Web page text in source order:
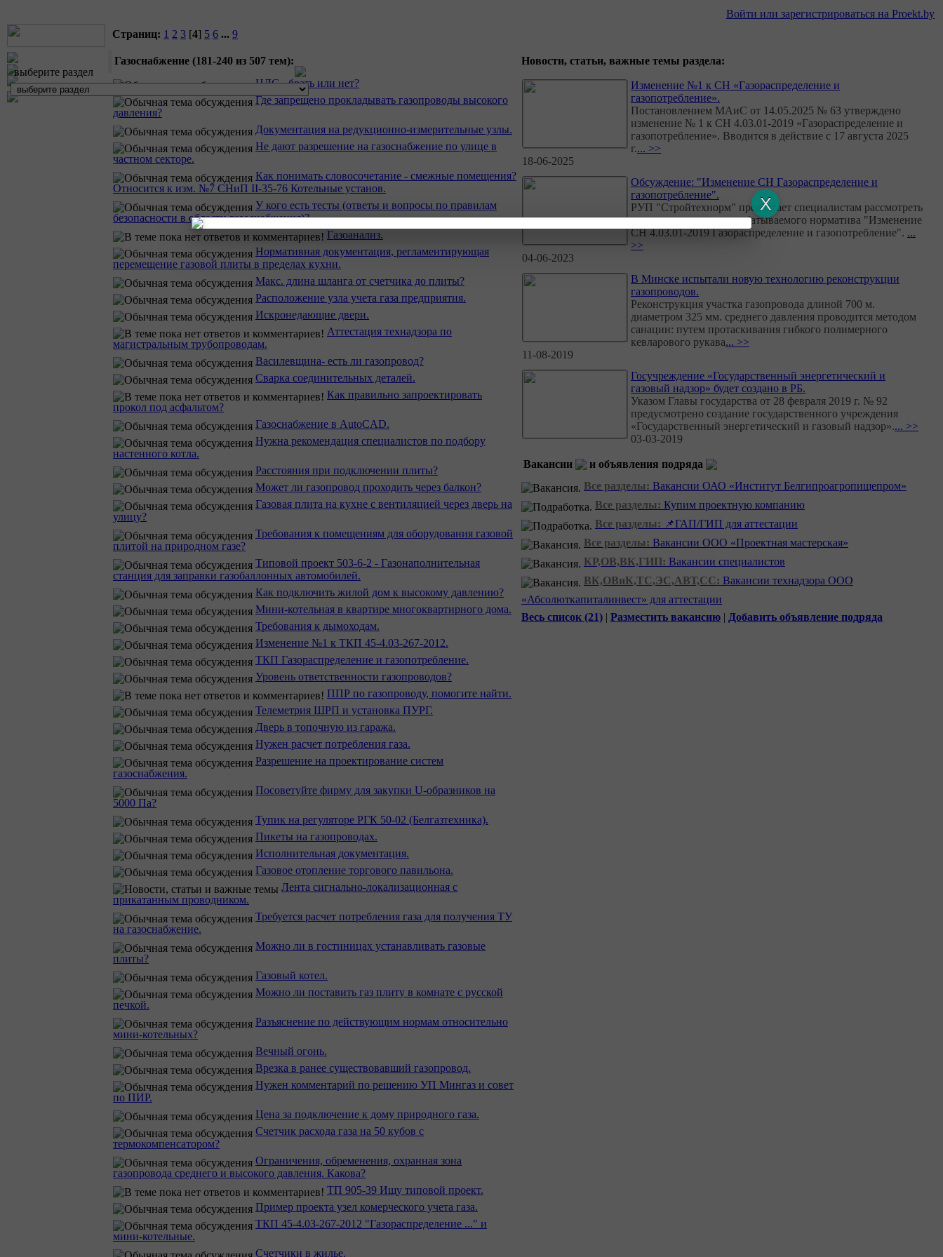
Войти или зарегистрироваться на Proekt.by
выберите раздел
Страниц: 1 2 3 [4] 5 6 ... 9
Газоснабжение (181-240 из 507 тем): Новости, статьи, важные темы раздела:
Изменение №1 к СН «Газораспределение и
газопотребление».
Постановлением МАиС от 14.05.2025 № 63 утверждено
изменение № 1 к СН 4.03.01-2019 «Газораспределение и
газопотребление». Вводится в действие с 17 августа 2025
г.... >>
18-06-2025
Обсуждение: "Изменение СН Газораспределение и
газопотребление".
РУП "Стройтехнорм" предлагает специалистам рассмотреть
первую редакцию разрабатываемого норматива "Изменение
СН 4.03.01-2019 Газораспределение и газопотребление". ...
>>
04-06-2023
В Минске испытали новую технологию реконструкции
газопроводов.
Реконструкция участка газопровода длиной 700 м.
диаметром 325 мм. среднего давления проводится методом
санации: путем протаскивания гибкого полимерного
кевларового рукава... >>
11-08-2019
Госучреждение «Государственный энергетический и
газовый надзор» будет создано в РБ.
Указом Главы государства от 28 февраля 2019 г. № 92
предусмотрено создание государственного учреждения
«Государственный энергетический и газовый надзор».... >>
03-03-2019
Вакансии
и объявления подряда
Все разделы: Вакансии ОАО «Институт Белгипроагропищепром»
Все разделы: Купим проектную компанию
Все разделы: 📌ГАП/ГИП для аттестации
Все разделы: Вакансии ООО «Проектная мастерская»
КР,ОВ,ВК,ГИП: Вакансии специалистов
ВК,ОВиК,ТС,ЭС,АВТ,СС: Вакансии технадзора ООО
«Абсолюткапиталинвест» для аттестации
Весь список (21) | Разместить вакансию | Добавить объявление подряда
НДС - брать или нет?
Где запрещено прокладывать газопроводы высокого
давления?
Документация на редукционно-измерительные узлы.
Не дают разрешение на газоснабжение по улице в
частном секторе.
Как понимать словосочетание - смежные помещения?
Относится к изм. №7 СНиП II-35-76 Котельные установ.
У кого есть тесты (ответы и вопросы по правилам
безопасности в области газоснабжения)?
Газоанализ.
Нормативная документация, регламентирующая
перемещение газовой плиты в пределах кухни.
Макc. длина шланга от счетчика до плиты?
Расположение узла учета газа предприятия.
Искронедающие двери.
Аттестация технадзора по
магистральным трубопроводам.
Василевщина- есть ли газопровод?
Сварка соединительных деталей.
Как правильно запроектировать
прокол под асфальтом?
Газоснабжение в AutoCAD.
Нужна рекомендация специалистов по подбору
настенного котла.
Расстояния при подключении плиты?
Может ли газопровод проходить через балкон?
Газовая плита на кухне с вентиляцией через дверь на
улицу?
Требования к помещениям для оборудования газовой
плитой на природном газе?
Типовой проект 503-6-2 - Газонаполнительная
станция для заправки газобаллонных автомобилей.
Как подключить жилой дом к высокому давлению?
Мини-котельная в квартире многоквартирного дома.
Требования к дымоходам.
Изменение №1 к ТКП 45-4.03-267-2012.
ТКП Газораспределение и газопотребление.
Уровень ответственности газопроводов?
ППР по газопроводу, помогите найти.
Телеметрия ШРП и установка ПУРГ.
Дверь в топочную из гаража.
Нужен расчет потребления газа.
Разрешение на проектирование систем
газоснабжения.
Посоветуйте фирму для закупки U-образников на
5000 Па?
Тупик на регуляторе РГК 50-02 (Белгазтехника).
Пикеты на газопроводах.
Исполнительная документация.
Газовое отопление торгового павильона.
Лента сигнально-локализационная с
прикатанным проводником.
Требуется расчет потребления газа для получения ТУ
на газоснабжение.
Можно ли в гостиницах устанавливать газовые
плиты?
Газовый котел.
Можно ли поставить газ плиту в комнате с русской
печкой.
Разъяснение по действующим нормам относительно
мини-котельных?
Вечный огонь.
Врезка в ранее существовавший газопровод.
Нужен комментарий по решению УП Мингаз и совет
по ПИР.
Цена за подключение к дому природного газа.
Счетчик расхода газа на 50 кубов с
термокомпенсатором?
Ограничения, обременения, охранная зона
газопровода среднего и высокого давления. Какова?
ТП 905-39 Ищу типовой проект.
Пример проекта узел комерческого учета газа.
ТКП 45-4.03-267-2012 "Газораспределение ..." и
мини-котельные.
Счетчики в жилье.